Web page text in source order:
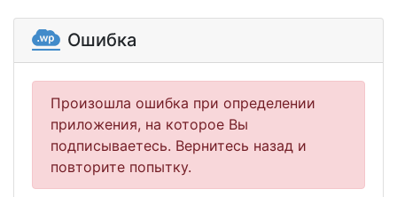
Ошибка
Произошла ошибка при определении
приложения, на которое Вы
подписываетесь. Вернитесь назад и
повторите попытку.